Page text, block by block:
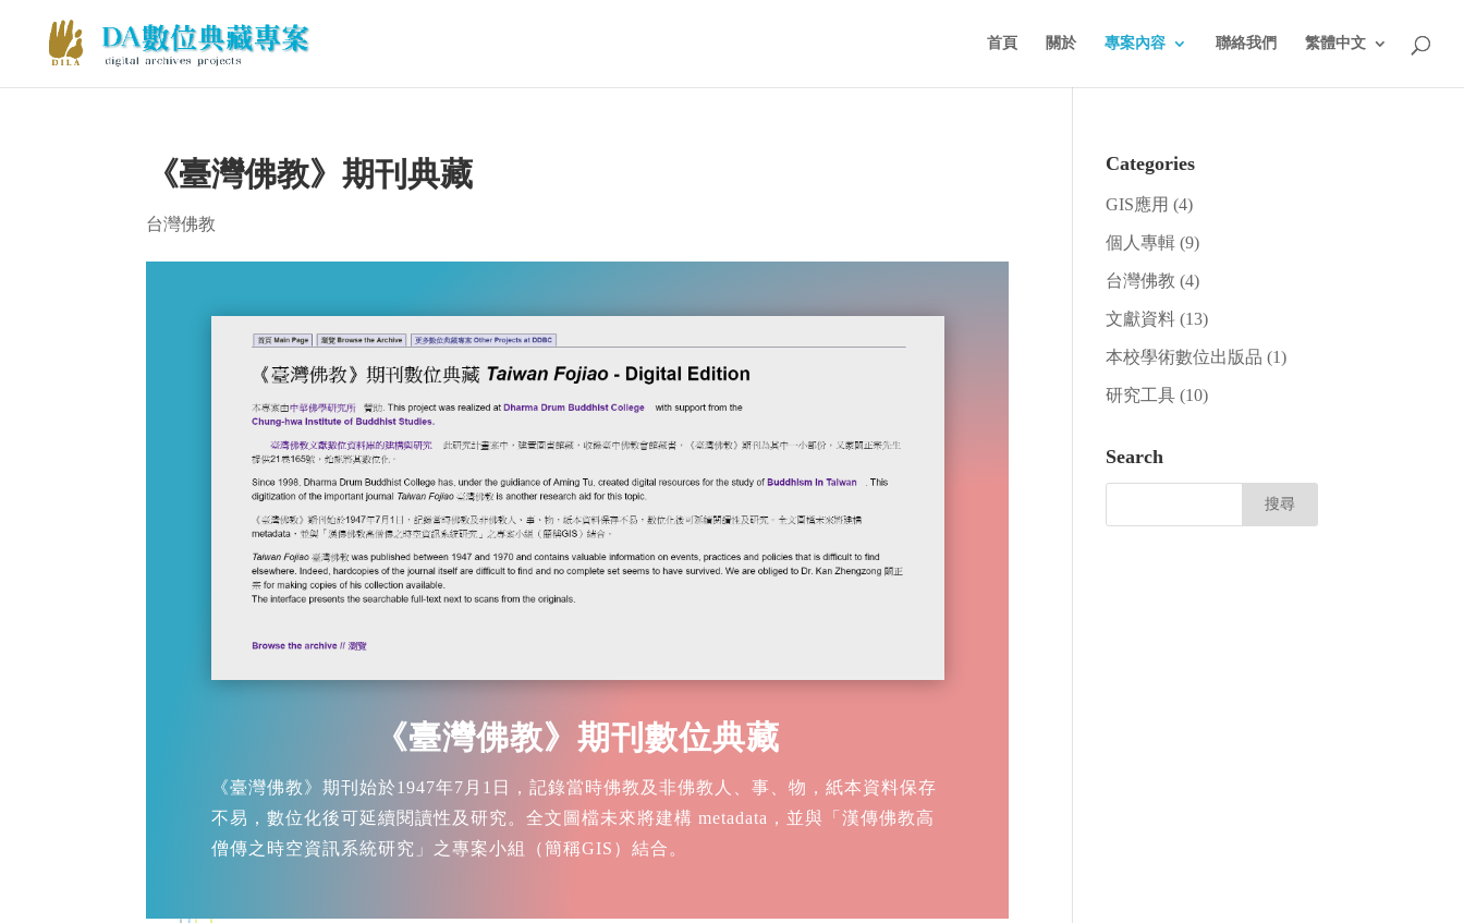
首頁 關於 專案內容 聯絡我們 繁體中文
《臺灣佛教》期刊典藏
台灣佛教
《臺灣佛教》期刊數位典藏
《臺灣佛教》期刊始於1947年7月1日，記錄當時佛教及非佛教人、事、物，紙本資料保存
不易，數位化後可延續閱讀性及研究。全文圖檔未來將建構 metadata，並與「漢傳佛教高
僧傳之時空資訊系統研究」之專案小組（簡稱GIS）結合。
Categories
GIS應用 (4)
個人專輯 (9)
台灣佛教 (4)
文獻資料 (13)
本校學術數位出版品 (1)
研究工具 (10)
Search